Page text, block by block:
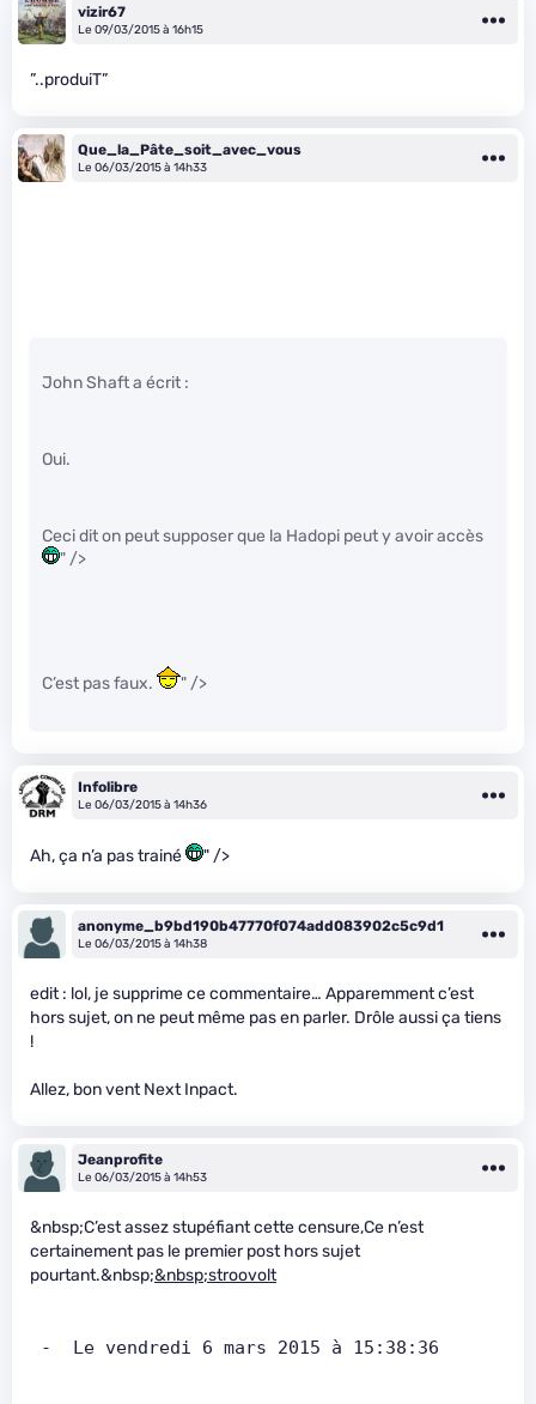
vizir67
Le 09/03/2015 à 16h15
”..produiT”
Que_la_Pâte_soit_avec_vous
Le 06/03/2015 à 14h33
John Shaft a écrit :
Oui.
Ceci dit on peut supposer que la Hadopi peut y avoir accès
" />
C’est pas faux. " />
Infolibre
Le 06/03/2015 à 14h36
Ah, ça n’a pas trainé " />
anonyme_b9bd190b47770f074add083902c5c9d1
Le 06/03/2015 à 14h38
edit : lol, je supprime ce commentaire… Apparemment c’est
hors sujet, on ne peut même pas en parler. Drôle aussi ça tiens
!
Allez, bon vent Next Inpact.
Jeanprofite
Le 06/03/2015 à 14h53
&nbsp;C’est assez stupéfiant cette censure,Ce n’est
certainement pas le premier post hors sujet
pourtant.&nbsp;&nbsp;stroovolt
-  Le vendredi 6 mars 2015 à 15:38:36